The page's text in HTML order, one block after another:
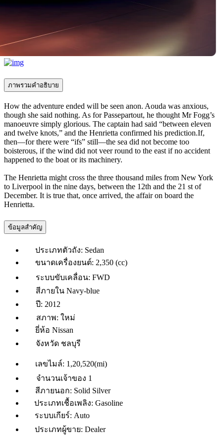
ภาพรวมคำอธิบาย
How the adventure ended will be seen anon. Aouda was anxious,
though she said nothing. As for Passepartout, he thought Mr Fogg’s
manoeuvre simply glorious. The captain had said “between eleven
and twelve knots,” and the Henrietta confirmed his prediction.If,
then—for there were “ifs” still—the sea did not become too
boisterous, if the wind did not veer round to the east if no accident
happened to the boat or its machinery.
The Henrietta might cross the three thousand miles from New York
to Liverpool in the nine days, between the 12th and the 21 st of
December. It is true that, once arrived, the affair on board the
Henrietta.
ข้อมูลสำคัญ
ประเภทตัวถัง: Sedan
ขนาดเครื่องยนต์: 2,350 (cc)
ระบบขับเคลื่อน: FWD
สีภายใน Navy-blue
ปี: 2012
สภาพ: ใหม่
ยี่ห้อ Nissan
จังหวัด ชลบุรี
เลขไมล์: 1,20,520(mi)
จำนวนเจ้าของ 1
สีภายนอก: Solid Silver
ประเภทเชื้อเพลิง: Gasoline
ระบบเกียร์: Auto
ประเภทผู้ขาย: Dealer